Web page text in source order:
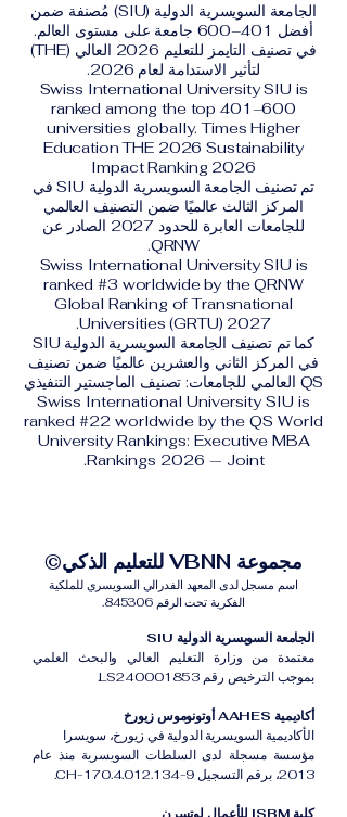
الجامعة السويسرية الدولية (SIU) مُصنفة ضمن
أفضل 401–600 جامعة على مستوى العالم.
في تصنيف التايمز للتعليم 2026 العالي (THE)
لتأثير الاستدامة لعام 2026.
Swiss International University SIU is
ranked among the top 401–600
universities globally. Times Higher
Education THE 2026 Sustainability
Impact Ranking 2026
تم تصنيف الجامعة السويسرية الدولية SIU في
المركز الثالث عالميًا ضمن التصنيف العالمي
للجامعات العابرة للحدود 2027 الصادر عن
QRNW.
Swiss International University SIU is
ranked #3 worldwide by the QRNW
Global Ranking of Transnational
Universities (GRTU) 2027.
كما تم تصنيف الجامعة السويسرية الدولية SIU
في المركز الثاني والعشرين عالميًا ضمن تصنيف
QS العالمي للجامعات: تصنيف الماجستير التنفيذي
Swiss International University SIU is
ranked #22 worldwide by the QS World
University Rankings: Executive MBA
Rankings 2026 — Joint.
مجموعة VBNN للتعليم الذكي©
اسم مسجل لدى المعهد الفدرالي السويسري للملكية
الفكرية تحت الرقم 845306.
الجامعة السويسرية الدولية SIU
معتمدة من وزارة التعليم العالي والبحث العلمي
بموجب الترخيص رقم LS240001853.
أكاديمية AAHES أوتونوموس زيورخ
الأكاديمية السويسرية الدولية في زيورخ، سويسرا
مؤسسة مسجلة لدى السلطات السويسرية منذ عام
2013، برقم التسجيل CH-170.4.012.134-9.